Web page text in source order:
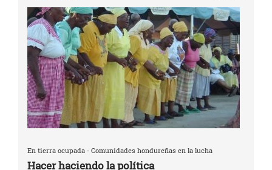
En tierra ocupada - Comunidades hondureñas en la lucha
Hacer haciendo la política